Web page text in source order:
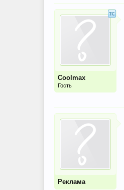
Coolmax
Гость
Реклама